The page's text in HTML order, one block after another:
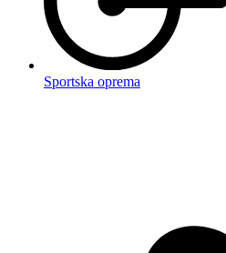
Sportska oprema